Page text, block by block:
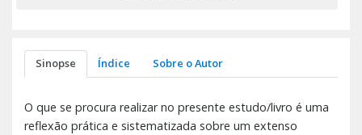
Sinopse Índice Sobre o Autor
O que se procura realizar no presente estudo/livro é uma
reflexão prática e sistematizada sobre um extenso